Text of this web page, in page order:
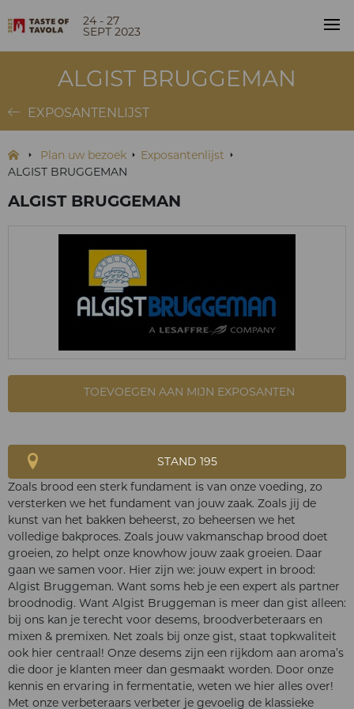
24 - 27
SEPT 2023
ALGIST BRUGGEMAN
EXPOSANTENLIJST
Plan uw bezoek
Exposantenlijst
ALGIST BRUGGEMAN
ALGIST BRUGGEMAN
TOEVOEGEN AAN MIJN EXPOSANTEN
STAND 195
Zoals brood een sterk fundament is van onze voeding, zo
versterken we het fundament van jouw zaak. Zoals jij de
kunst van het bakken beheerst, zo beheersen we het
volledige bakproces. Zoals jouw vakmanschap brood doet
groeien, zo helpt onze knowhow jouw zaak groeien. Daar
gaan we samen voor. Hier zijn we: jouw expert in brood:
Algist Bruggeman. Want soms heb je een expert als partner
broodnodig. Want Algist Bruggeman is meer dan gist alleen:
bij ons kan je terecht voor desems, broodverbeteraars en
mixen & premixen. Net zoals bij onze gist, staat topkwaliteit
ook hier centraal! Onze desems zijn een rijkdom aan aroma’s
die door je klanten meer dan gesmaakt worden. Door onze
kennis en ervaring in fermentatie, weten we hier alles over!
Met onze verbeteraars verbeter je gevoelig de klassieke